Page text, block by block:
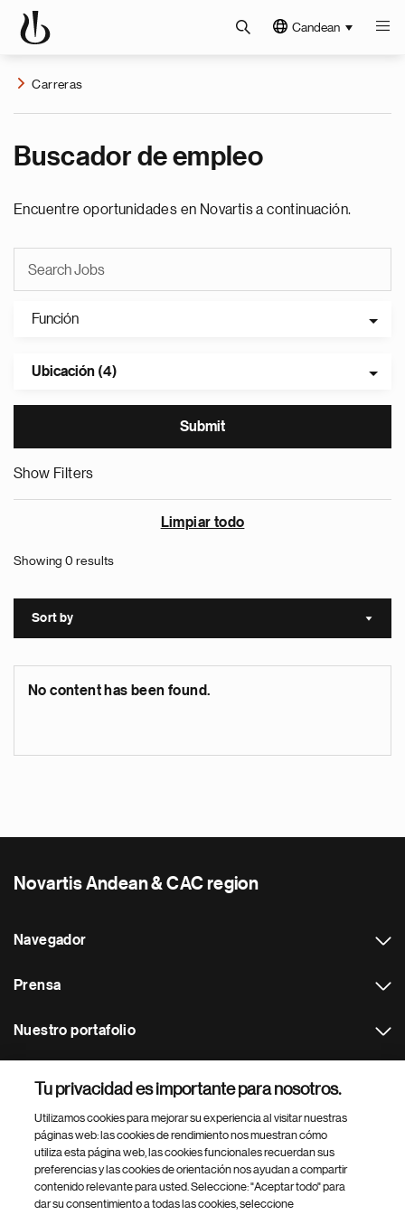
Candean
Carreras
Buscador de empleo
Encuentre oportunidades en Novartis a continuación.
Función
Ubicación (4)
Show Filters
Limpiar todo
Showing 0 results
Sort by Sort
No content has been found.
Novartis Andean & CAC region
Navegador
Prensa
Nuestro portafolio
Footer Site Search
Tu privacidad es importante para nosotros.
Utilizamos cookies para mejorar su experiencia al visitar nuestras
páginas web: las cookies de rendimiento nos muestran cómo
utiliza esta página web, las cookies funcionales recuerdan sus
preferencias y las cookies de orientación nos ayudan a compartir
contenido relevante para usted. Seleccione: "Aceptar todo" para
dar su consentimiento a todas las cookies, seleccione